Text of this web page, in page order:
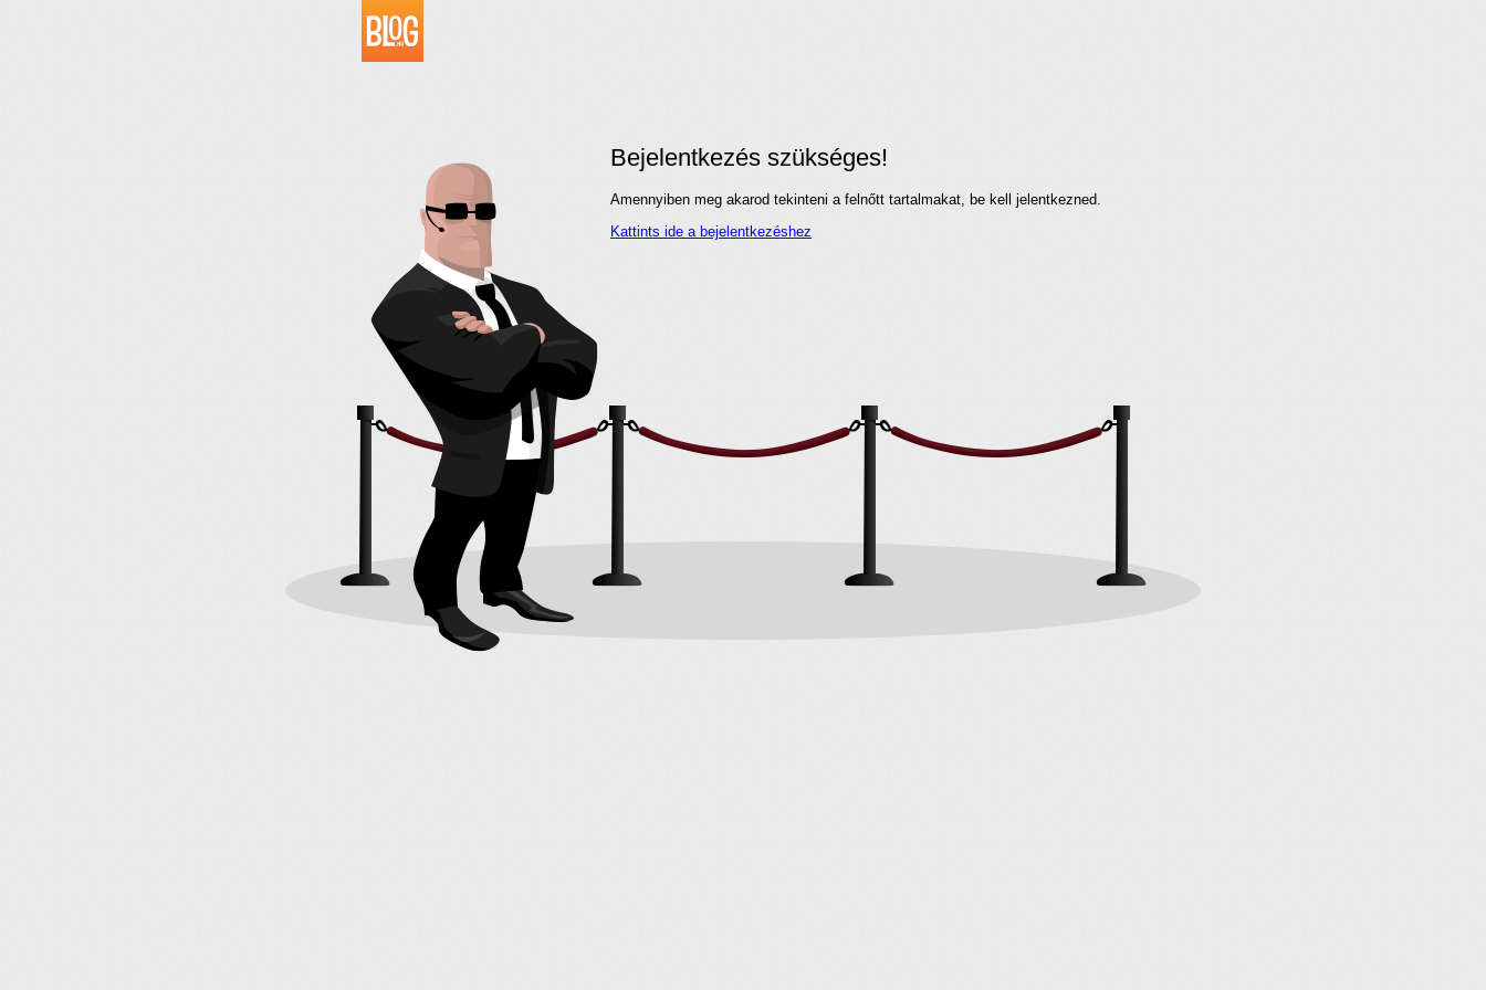
Bejelentkezés szükséges!
Amennyiben meg akarod tekinteni a felnőtt tartalmakat, be kell jelentkezned.
Kattints ide a bejelentkezéshez